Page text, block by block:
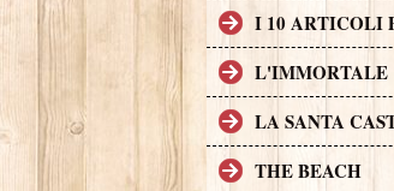
I 10 ARTICOLI
L'IMMORTALE
LA SANTA
THE BEACH